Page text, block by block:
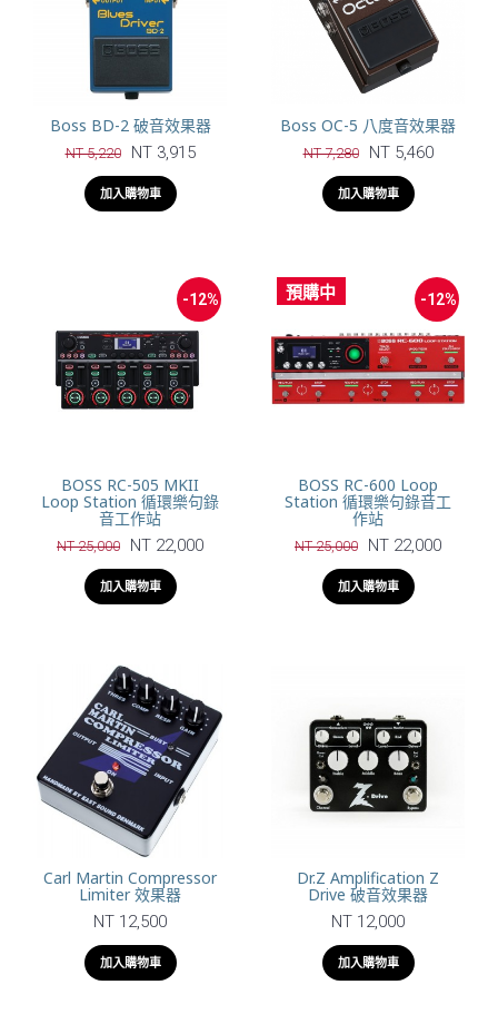
Boss BD-2 破音效果器
NT 5,220 NT 3,915
加入購物車
Boss OC-5 八度音效果器
NT 7,280 NT 5,460
加入購物車
-12%
BOSS RC-505 MKII
Loop Station 循環樂句錄
音工作站
NT 25,000 NT 22,000
加入購物車
-12%
預購中
BOSS RC-600 Loop
Station 循環樂句錄音工
作站
NT 25,000 NT 22,000
加入購物車
Carl Martin Compressor
Limiter 效果器
NT 12,500
加入購物車
Dr.Z Amplification Z
Drive 破音效果器
NT 12,000
加入購物車